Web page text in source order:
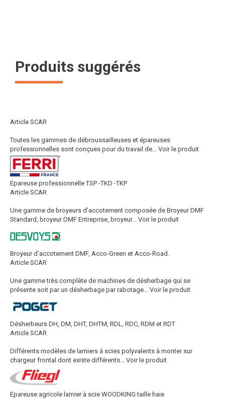
Produits suggérés
Article SCAR
Toutes les gammes de débroussailleuses et épareuses
professionnelles sont conçues pour du travail de... Voir le produit
Epareuse professionnelle TSP -TKD -TKP
Article SCAR
Une gamme de broyeurs d’accotement composée de Broyeur DMF
Standard, broyeur DMF Entreprise, broyeur... Voir le produit
Broyeur d'accotement DMF, Acco-Green et Acco-Road.
Article SCAR
Une gamme très complète de machines de désherbage qui se
présente soit par un désherbage par rabotage... Voir le produit
Désherbeurs DH, DM, DHT, DHTM, RDL, RDC, RDM et RDT
Article SCAR
Différents modèles de lamiers à scies polyvalents à monter sur
chargeur frontal dont existe différents... Voir le produit
Epareuse agricole lamier à scie WOODKING taille haie